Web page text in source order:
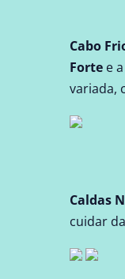
Cabo
Forte e a
variada,
Caldas
cuidar